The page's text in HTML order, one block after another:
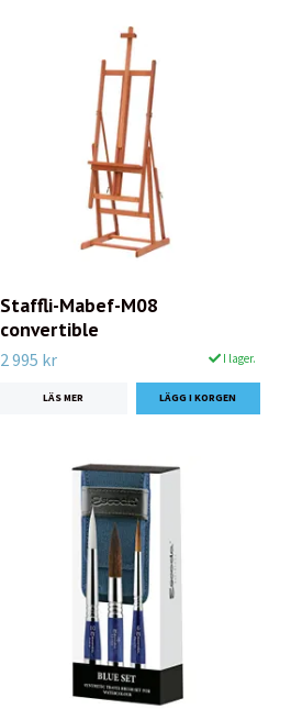
Staffli-Mabef-M08
convertible
2 995 kr I lager.
LÄS MER